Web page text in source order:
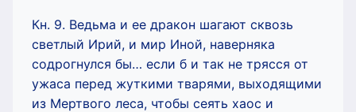
Кн. 9. Ведьма и ее дракон шагают сквозь
светлый Ирий, и мир Иной, наверняка
содрогнулся бы… если б и так не трясся от
ужаса перед жуткими тварями, выходящими
из Мертвого леса, чтобы сеять хаос и